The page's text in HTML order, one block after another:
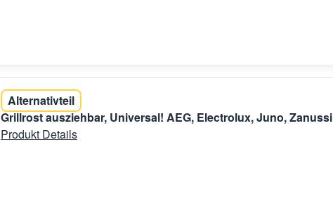
Alternativteil
Grillrost ausziehbar, Universal! AEG, Electrolux, Juno, Zanussi
Produkt Details